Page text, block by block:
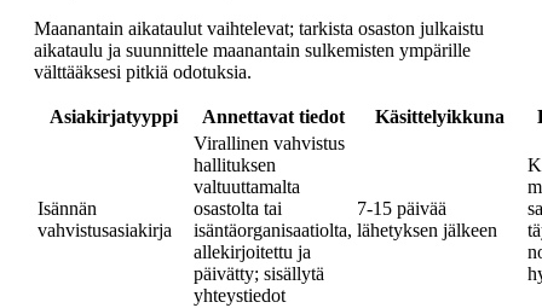
Maanantain aikataulut vaihtelevat; tarkista osaston julkaistu
aikataulu ja suunnittele maanantain sulkemisten ympärille
välttääksesi pitkiä odotuksia.
Asiakirjatyyppi Annettavat tiedot Käsittelyikkuna
Isännän
vahvistusasiakirja
Virallinen vahvistus
hallituksen
valtuuttamalta
osastolta tai
isäntäorganisaatiolta,
allekirjoitettu ja
päivätty; sisällytä
yhteystiedot
7-15 päivää
lähetyksen jälkeen